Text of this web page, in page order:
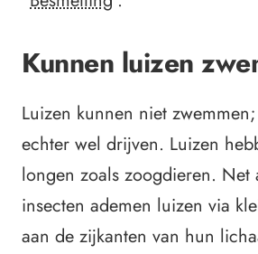
Kunnen luizen
Luizen kunnen niet
echter wel drijven. Luizen
longen zoals zoogdieren. Net
insecten ademen luizen via
aan de zijkanten van hun